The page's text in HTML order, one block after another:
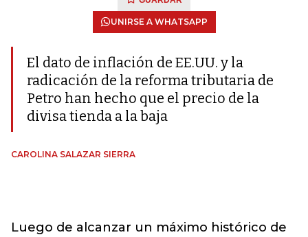
UNIRSE A WHATSAPP
El dato de inflación de EE.UU. y la
radicación de la reforma tributaria de
Petro han hecho que el precio de la
divisa tienda a la baja
CAROLINA SALAZAR SIERRA
Luego de alcanzar un máximo histórico de